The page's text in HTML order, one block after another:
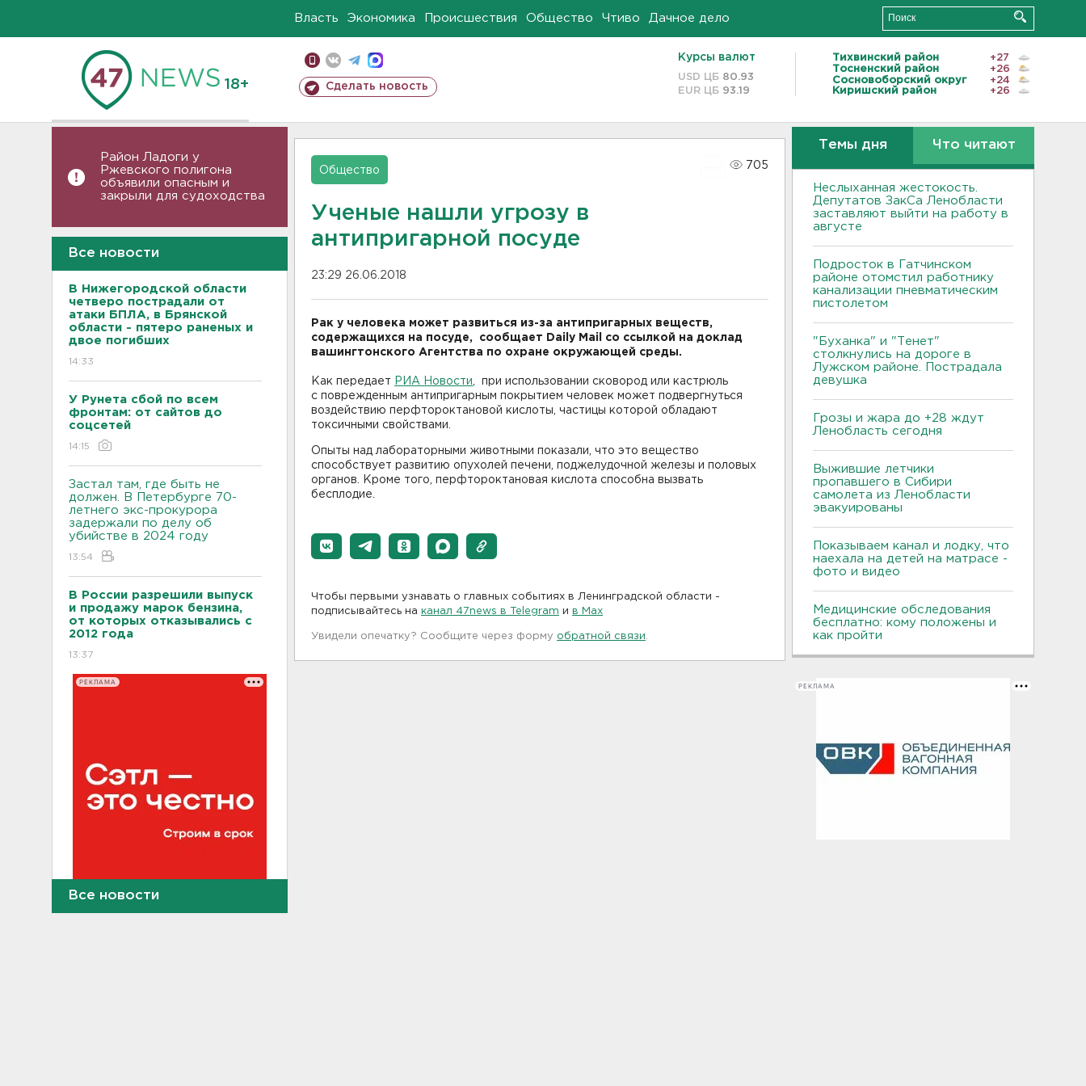
Власть Экономика Происшествия Общество Чтиво Дачное дело
18+ Сделать новость
Курсы валют
USD ЦБ 80.93
EUR ЦБ 93.19
Тихвинский район
+27
Тосненский район
+26
Сосновоборский округ
+24
Киришский район
+26
Район Ладоги у
Ржевского полигона
объявили опасным и
закрыли для судоходства
Все новости
В Нижегородской области
четверо пострадали от
атаки БПЛА, в Брянской
области - пятеро раненых и
двое погибших
14:33
У Рунета сбой по всем
фронтам: от сайтов до
соцсетей
14:15
Застал там, где быть не
должен. В Петербурге 70-
летнего экс-прокурора
задержали по делу об
убийстве в 2024 году
13:54
В России разрешили выпуск
и продажу марок бензина,
от которых отказывались с
2012 года
13:37
РЕКЛАМА
Все новости
Общество
705
Ученые нашли угрозу в
антипригарной посуде
23:29 26.06.2018
Рак у человека может развиться из-за антипригарных веществ,
содержащихся на посуде, сообщает Daily Mail со ссылкой на доклад
вашингтонского Агентства по охране окружающей среды.
Как передает РИА Новости , при использовании сковород или кастрюль
с поврежденным антипригарным покрытием человек может подвергнуться
воздействию перфтороктановой кислоты, частицы которой обладают
токсичными свойствами.
Опыты над лабораторными животными показали, что это вещество
способствует развитию опухолей печени, поджелудочной железы и половых
органов. Кроме того, перфтороктановая кислота способна вызвать
бесплодие.
Чтобы первыми узнавать о главных событиях в Ленинградской области -
подписывайтесь на канал 47news в Telegram и в Maх
Увидели опечатку? Сообщите через форму обратной связи
Темы дня Что читают
Неслыханная жестокость.
Депутатов ЗакСа Ленобласти
заставляют выйти на работу в
августе
Подросток в Гатчинском
районе отомстил работнику
канализации пневматическим
пистолетом
"Буханка" и "Тенет"
столкнулись на дороге в
Лужском районе. Пострадала
девушка
Грозы и жара до +28 ждут
Ленобласть сегодня
Выжившие летчики
пропавшего в Сибири
самолета из Ленобласти
эвакуированы
Показываем канал и лодку, что
наехала на детей на матрасе -
фото и видео
Медицинские обследования
бесплатно: кому положены и
как пройти
РЕКЛАМА